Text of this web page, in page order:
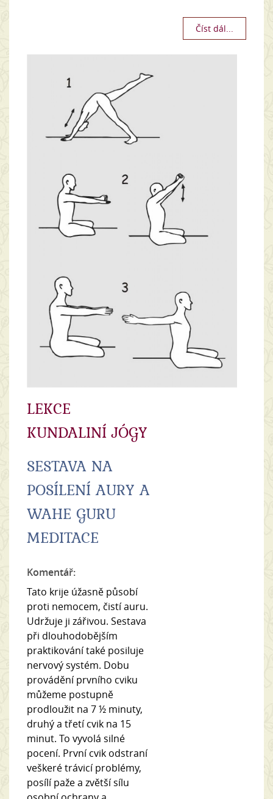
Číst dál...
LEKCE
KUNDALINÍ JÓGY
SESTAVA NA
POSÍLENÍ AURY A
WAHE GURU
MEDITACE
Komentář:
Tato krije úžasně působí
proti nemocem, čistí auru.
Udržuje ji zářivou. Sestava
při dlouhodobějším
praktikování také posiluje
nervový systém. Dobu
provádění prvního cviku
můžeme postupně
prodloužit na 7 ½ minuty,
druhý a třetí cvik na 15
minut. To vyvolá silné
pocení. První cvik odstraní
veškeré trávicí problémy,
posílí paže a zvětší sílu